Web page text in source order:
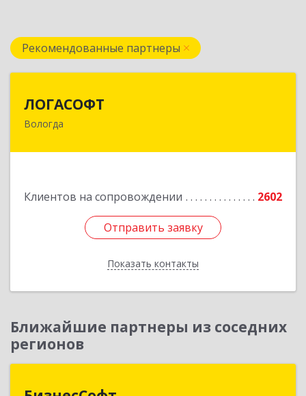
Рекомендованные партнеры
ЛОГАСОФТ
Вологда
Клиентов на сопровождении 2602
Отправить заявку
Показать контакты
160002, Вологодская обл, Вологда г, Гагарина
Отправить заявку
Назад
Ближайшие партнеры из соседних
регионов